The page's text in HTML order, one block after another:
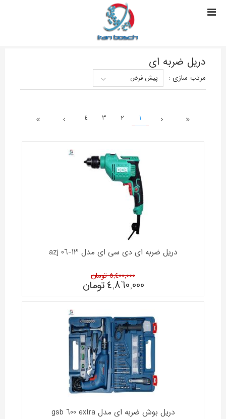
دریل ضربه ای
مرتب سازی : پیش فرض
1
2
3
4
دریل ضربه ای دی سی ای مدل azj 06-13
5,400,000 تومان
4,860,000 تومان
دریل بوش ضربه ای مدل gsb 600 extra